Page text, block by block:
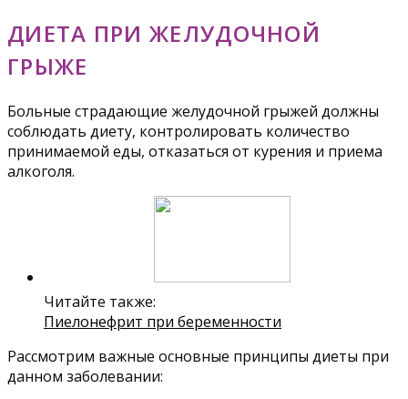
ДИЕТА ПРИ ЖЕЛУДОЧНОЙ
ГРЫЖЕ
Больные страдающие желудочной грыжей должны
соблюдать диету, контролировать количество
принимаемой еды, отказаться от курения и приема
алкоголя.
Читайте также:
Пиелонефрит при беременности
Рассмотрим важные основные принципы диеты при
данном заболевании: